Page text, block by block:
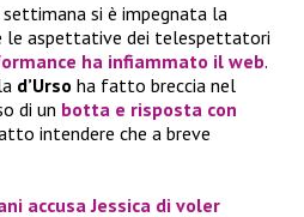
si è impegnata la
le aspettative dei telespettatori
ha infiammato il web.
d’Urso ha fatto breccia nel
di un botta e risposta con
intendere che a breve
accusa Jessica di voler